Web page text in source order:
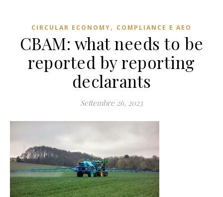
CIRCULAR ECONOMY, COMPLIANCE E AEO
CBAM: what needs to be
reported by reporting
declarants
Settembre 26, 2023